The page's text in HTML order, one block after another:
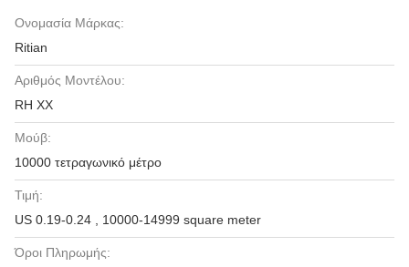
Ονομασία Μάρκας:
Ritian
Αριθμός Μοντέλου:
RH ΧΧ
Μούβ:
10000 τετραγωνικό μέτρο
Τιμή:
US 0.19-0.24 , 10000-14999 square meter
Όροι Πληρωμής: